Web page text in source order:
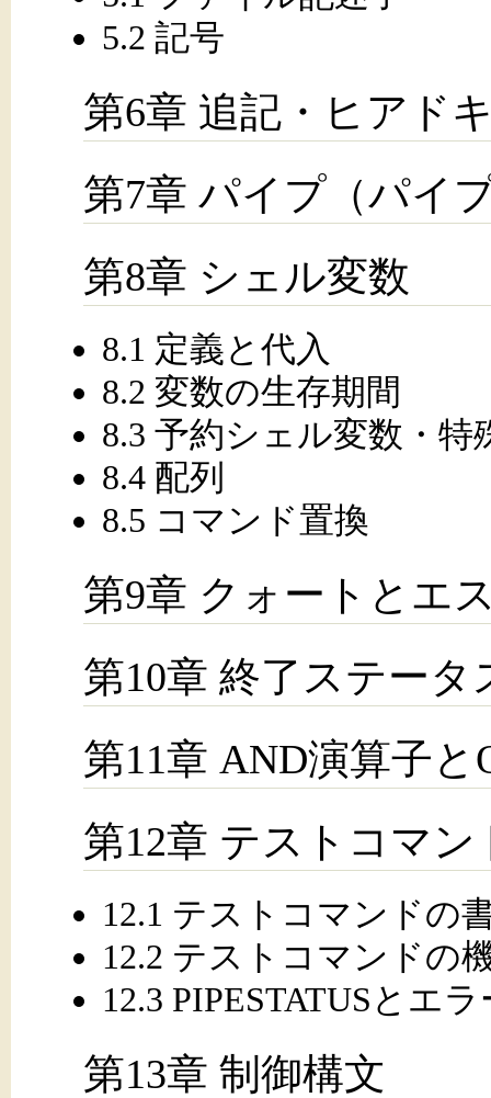
5.2 記号
第6章 追記・ヒアド
第7章 パイプ（パイ
第8章 シェル変数
8.1 定義と代入
8.2 変数の生存期間
8.3 予約シェル変数・特
8.4 配列
8.5 コマンド置換
第9章 クォートとエ
第10章 終了ステー
第11章 AND演算子と
第12章 テストコマン
12.1 テストコマンドの
12.2 テストコマンドの
12.3 PIPESTATUSとエ
第13章 制御構文